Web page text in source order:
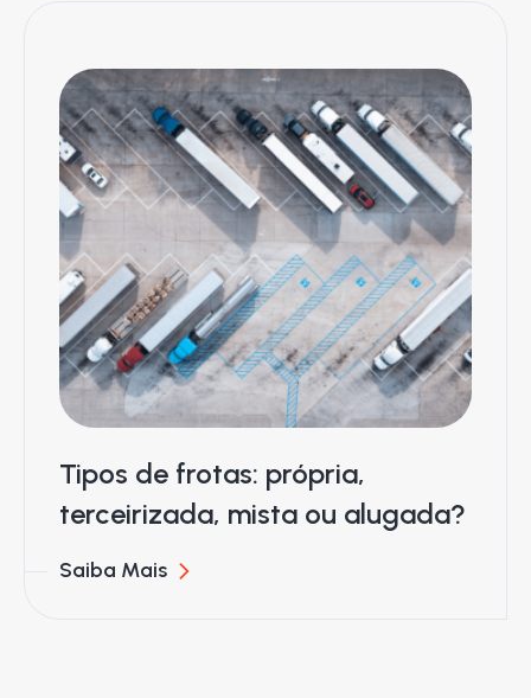
Tipos de frotas: própria,
terceirizada, mista ou alugada?
Saiba Mais